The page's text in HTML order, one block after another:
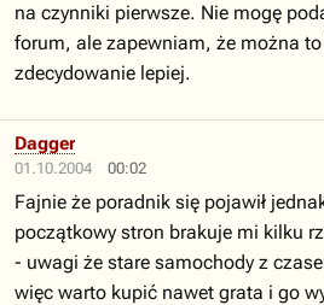
na czynniki pierwsze. Nie mogę
forum, ale zapewniam, że można to
zdecydowanie lepiej.
01.10.2004 00:02
Dagger
Fajnie że poradnik się pojawił
początkowy stron brakuje mi kilku
- uwagi że stare samochody z
więc warto kupić nawet grata i go